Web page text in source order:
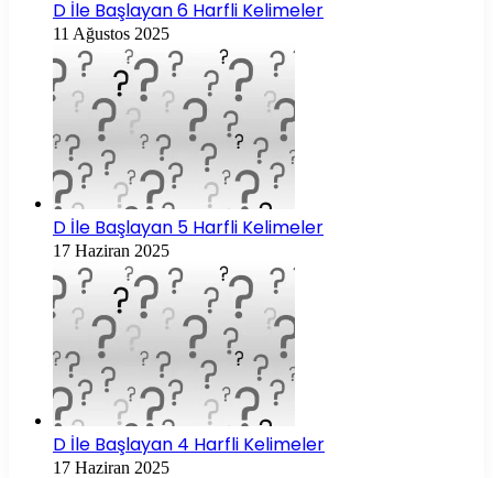
D İle Başlayan 6 Harfli Kelimeler
11 Ağustos 2025
D İle Başlayan 5 Harfli Kelimeler
17 Haziran 2025
D İle Başlayan 4 Harfli Kelimeler
17 Haziran 2025